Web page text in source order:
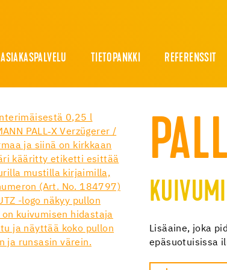
ASIAKASPALVELU TIETOPANKKI REFERENSSIT
Lisäaine, joka
epäsuotuisissa